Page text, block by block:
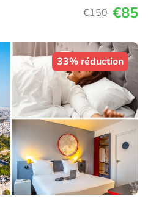
€150 €85
33% réduction